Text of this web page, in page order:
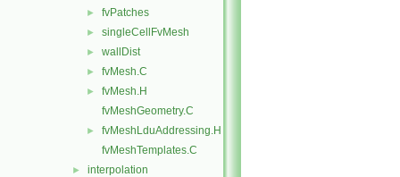
► fvPatches
► singleCellFvMesh
► wallDist
► fvMesh.C
►
fvMesh.H
fvMeshGeometry.C
►
fvMeshLduAddressing.H
fvMeshTemplates.C
► interpolation